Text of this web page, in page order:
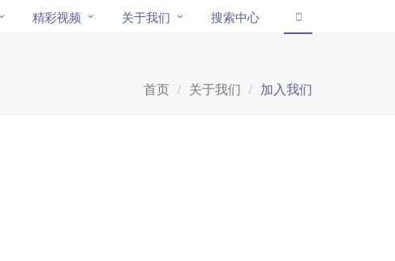
精彩视频 关于我们 搜索中心
首页 关于我们 加入我们